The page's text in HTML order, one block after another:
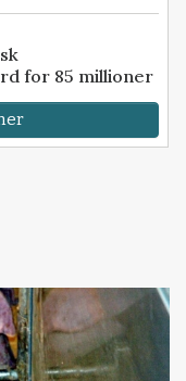
for 85 millioner